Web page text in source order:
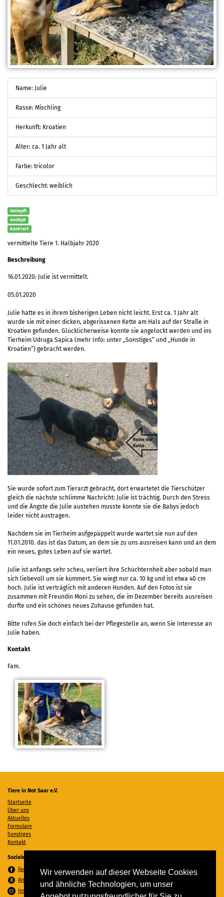
Wir verwenden auf dieser Webseite Cookies
und ähnliche Technologien, um unser
Name: Julie
Rasse: Mischling
Herkunft: Kroatien
Alter: ca. 1 Jahr alt
Farbe: tricolor
Geschlecht: weiblich
Geimpft
Gechipt
Kastriert
vermittelte Tiere 1. Halbjahr 2020
Beschreibung
16.01.2020: Julie ist vermittelt.
05.01.2020
Julie hatte es in ihrem bisherigen Leben nicht leicht. Erst ca. 1 Jahr alt
wurde sie mit einer dicken, abgerissenen Kette am Hals auf der Straße in
Kroatien gefunden. Glücklicherweise konnte sie angelockt werden und ins
Tierheim Udruga Sapica (mehr Info: unter „Sonstiges“ und „Hunde in
Kroatien“) gebracht werden.
Sie wurde sofort zum Tierarzt gebracht, dort erwartetet die Tierschützer
gleich die nächste schlimme Nachricht: Julie ist trächtig. Durch den Stress
und die Ängste die Julie austehen musste konnte sie die Babys jedoch
leider nicht austragen.
Nachdem sie im Tierheim aufgepäppelt wurde wartet sie nun auf den
11.01.2010. das ist das Datum, an dem sie zu uns ausreisen kann und an dem
ein neues, gutes Leben auf sie wartet.
Julie ist anfangs sehr scheu, verliert ihre Schüchternheit aber sobald man
sich liebevoll um sie kümmert. Sie wiegt nur ca. 10 kg und ist etwa 40 cm
hoch. Julie ist verträglich mit anderen Hunden. Auf den Fotos ist sie
zusammen mit Freundin Moni zu sehen, die im Dezember bereits ausreisen
durfte und ein schönes neues Zuhause gefunden hat.
Bitte rufen Sie doch einfach bei der Pflegestelle an, wenn Sie Interesse an
Julie haben.
Kontakt
Fam.
Tiere in Not Saar e.V.
Startseite
Über uns
Aktuelles
Formulare
Sonstiges
Kontakt
Soziale Medien
Facebook
Amazon Wunschzettel
Instagram